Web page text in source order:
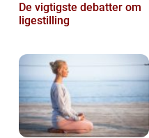
De vigtigste debatter om
ligestilling